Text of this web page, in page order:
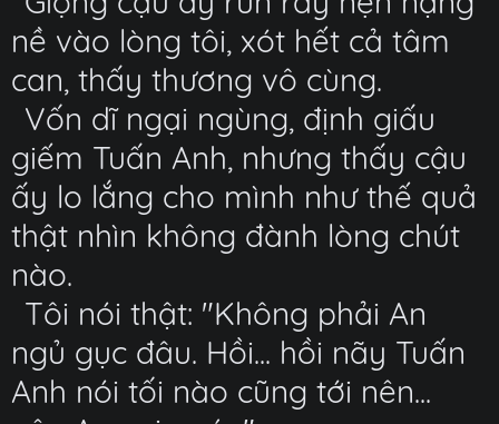
nề vào lòng tôi, xót hết cả tâm
can, thấy thương vô cùng.
Vốn dĩ ngại ngùng, định giấu
giếm Tuấn Anh, nhưng thấy cậu
ấy lo lắng cho mình như thế quả
thật nhìn không đành lòng chút
nào.
Tôi nói thật: "Không phải An
ngủ gục đâu. Hồi... hồi nãy Tuấn
Anh nói tối nào cũng tới nên...